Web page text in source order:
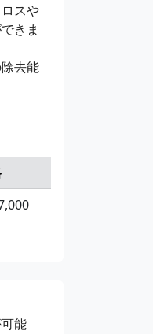
スや
きま
去能
能